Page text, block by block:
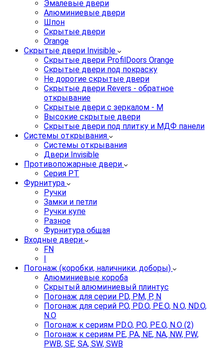
Эмалевые двери
Алюминиевые двери
Шпон
Скрытые двери
Orange
Скрытые двери Invisible
Скрытые двери ProfilDoors Orange
Скрытые двери под покраску
Не дорогие скрытые двери
Скрытые двери Revers - обратное
открывание
Скрытые двери с зеркалом - M
Высокие скрытые двери
Скрытые двери под плитку и МДФ панели
Системы открывания
Системы открывания
Двери Invisible
Противопожарные двери
Серия PT
Фурнитура
Ручки
Замки и петли
Ручки купе
Разное
Фурнитура общая
Входные двери
FN
I
Погонаж (коробки, наличники, доборы)
Алюминиевые короба
Скрытый алюминиевый плинтус
Погонаж для серии PD, PM, P, N
Погонаж для серий P.O, PD.O, PE.O, N.O, ND.O,
N.O
Погонаж к сериям PD.O, P.O, PE.O, N.O (2)
Погонаж к сериям PE, PA, NE, NA, NW, PW,
PWB, SE, SA, SW, SWB